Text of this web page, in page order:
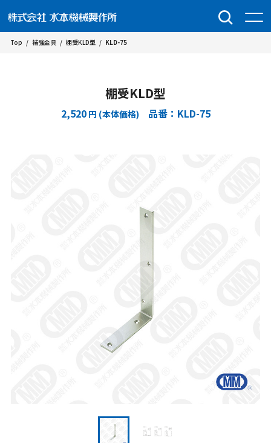
Top / 補強金具 / 棚受KLD型 / KLD-75
棚受KLD型
2,520 円 (本体価格) 品番：KLD-75